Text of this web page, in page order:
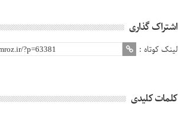
اشتراک گذاری
لینک کوتاه :
کلمات کلیدی